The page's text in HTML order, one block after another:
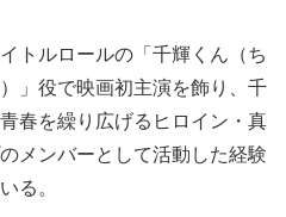
トルロールの「千輝くん（ち
」役で映画初主演を飾り、千
春を繰り広げるヒロイン・真
メンバーとして活動した経験
る。